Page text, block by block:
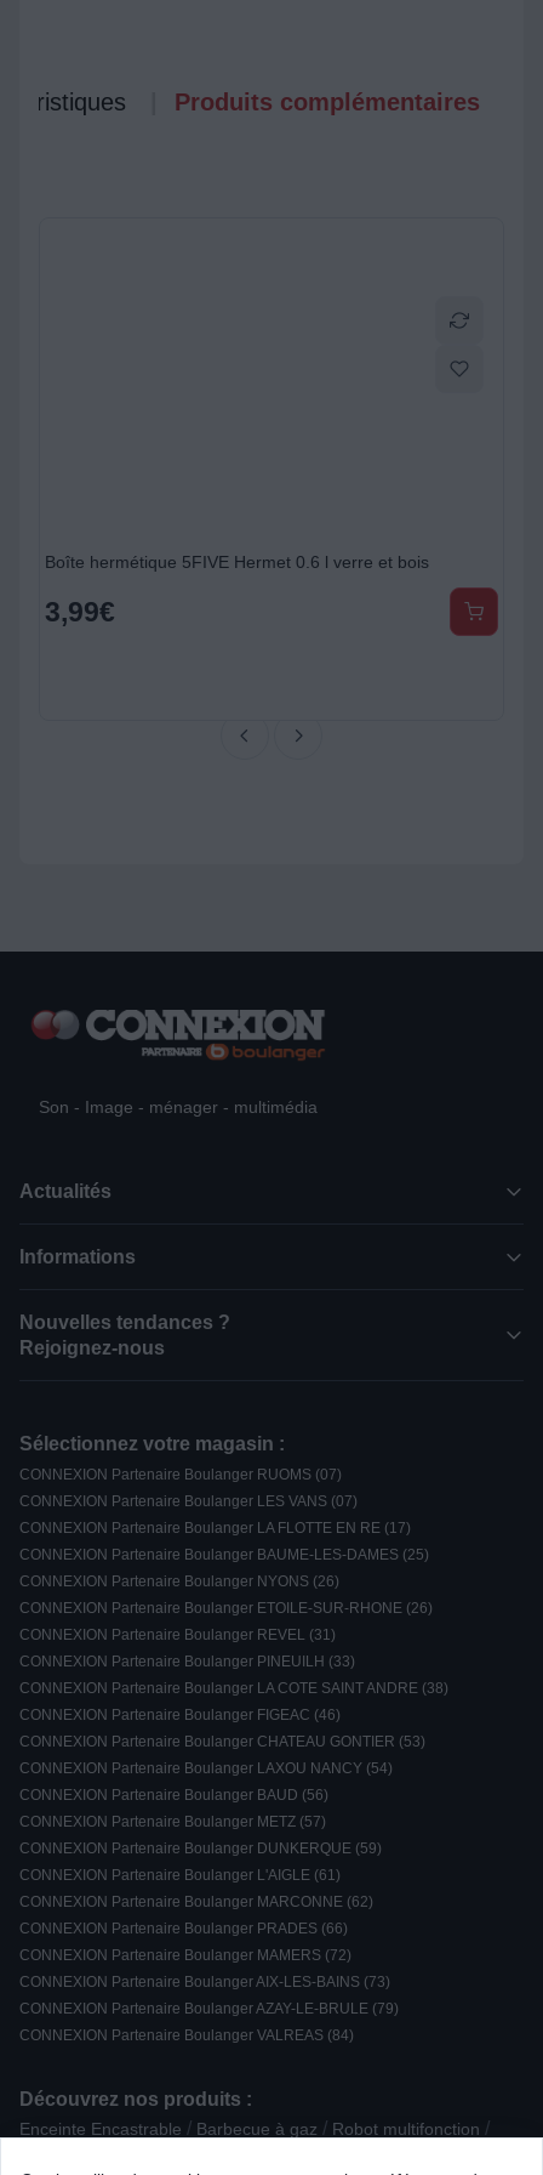
Produits complémentaires
Boîte hermétique 5FIVE Hermet 0.6 l verre et bois
3,99€
Son - Image - ménager - multimédia
Actualités
Informations
Nouvelles tendances ?
Rejoignez-nous
Sélectionnez votre magasin :
CONNEXION Partenaire Boulanger RUOMS (07)
CONNEXION Partenaire Boulanger LES VANS (07)
CONNEXION Partenaire Boulanger LA FLOTTE EN RE (17)
CONNEXION Partenaire Boulanger BAUME-LES-DAMES (25)
CONNEXION Partenaire Boulanger NYONS (26)
CONNEXION Partenaire Boulanger ETOILE-SUR-RHONE (26)
CONNEXION Partenaire Boulanger REVEL (31)
CONNEXION Partenaire Boulanger PINEUILH (33)
CONNEXION Partenaire Boulanger LA COTE SAINT ANDRE (38)
CONNEXION Partenaire Boulanger FIGEAC (46)
CONNEXION Partenaire Boulanger CHATEAU GONTIER (53)
CONNEXION Partenaire Boulanger LAXOU NANCY (54)
CONNEXION Partenaire Boulanger BAUD (56)
CONNEXION Partenaire Boulanger METZ (57)
CONNEXION Partenaire Boulanger DUNKERQUE (59)
CONNEXION Partenaire Boulanger L'AIGLE (61)
CONNEXION Partenaire Boulanger MARCONNE (62)
CONNEXION Partenaire Boulanger PRADES (66)
CONNEXION Partenaire Boulanger MAMERS (72)
CONNEXION Partenaire Boulanger AIX-LES-BAINS (73)
CONNEXION Partenaire Boulanger AZAY-LE-BRULE (79)
CONNEXION Partenaire Boulanger VALREAS (84)
Découvrez nos produits :
Enceinte Encastrable / Barbecue à gaz / Robot multifonction /